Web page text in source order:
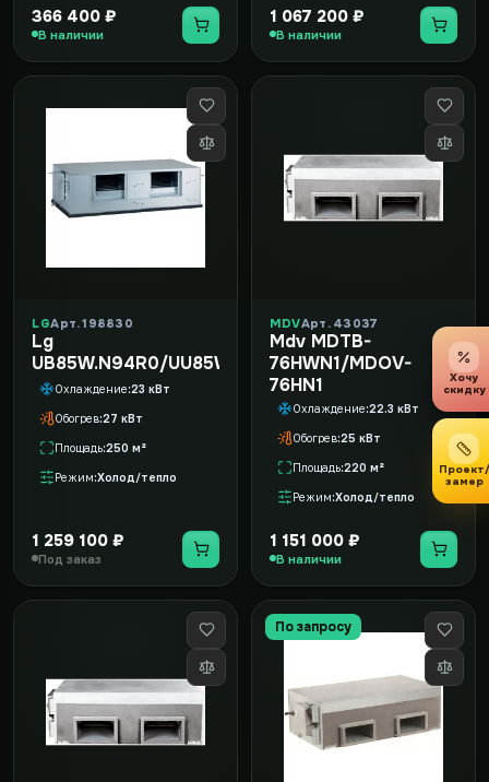
366 400 ₽
В наличии
1 067 200 ₽
В наличии
LGАрт. 198830
Lg
UB85W.N94R0/UU85W.U74R0
Охлаждение 23 кВт
Обогрев 27 кВт
Площадь 250 м²
Режим Холод/тепло
1 259 100 ₽
Под заказ
MDVАрт. 43037
Mdv MDTB-
76HWN1/MDOV-
76HN1
Охлаждение 22.3 кВт
Обогрев 25 кВт
Площадь 220 м²
Режим Холод/тепло
1 151 000 ₽
В наличии
По запросу
Хочу
скидку
Проект/
замер